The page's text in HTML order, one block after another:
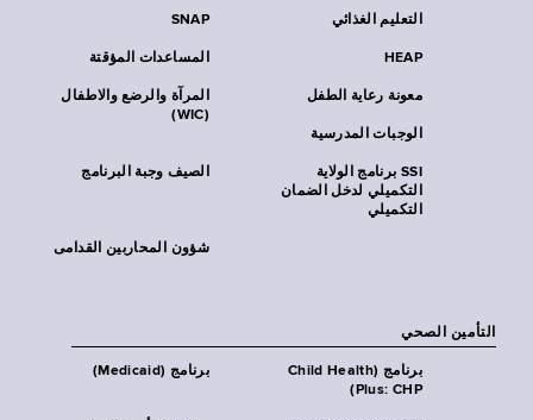
SNAP التعليم الغذائي
المساعدات المؤقتة HEAP
المرآة والرضع والاطفال
(WIC)
معونة رعاية الطفل
الوجبات المدرسية
الصيف وجبة البرنامج
SSI برنامج الولاية
التكميلي لدخل الضمان
التكميلي
شؤون المحاربين القدامى
التأمين الصحي
برنامج (Medicaid)
برنامج (Child Health
Plus: CHP)